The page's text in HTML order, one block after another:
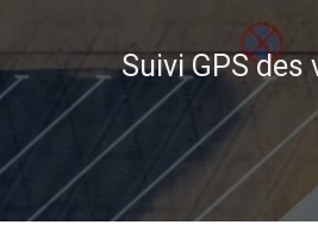
Suivi GPS